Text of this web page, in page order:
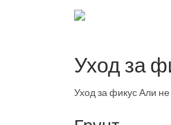
Уход за
Уход за фикус Али